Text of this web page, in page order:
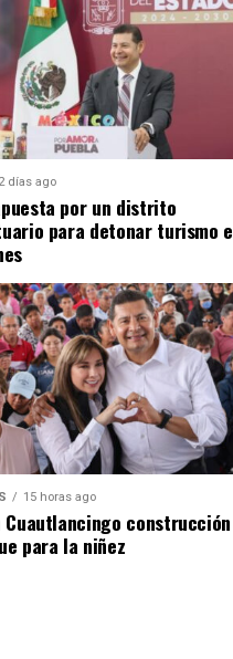
2 días ago
por un distrito
para detonar turismo e
15 horas ago
Cuautlancingo construcción
para la niñez